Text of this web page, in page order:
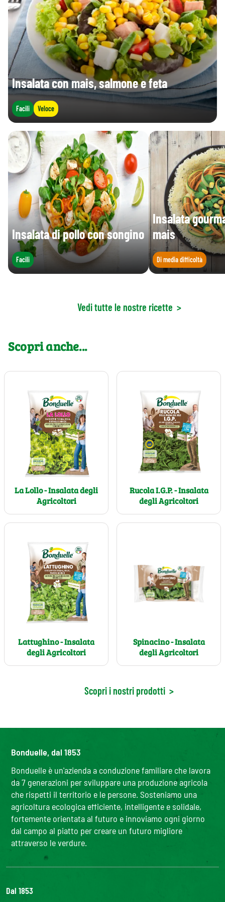
Sale (g)
0,03 g 0 g
Insalata con mais, salmone e feta
Facili Veloce
Insalata di pollo con songino
Facili
Insalata
mais
Di media difficoltà
Vedi tutte le nostre ricette >
Scopri anche...
La Lollo - Insalata degli
Agricoltori
Rucola I.G.P. - Insalata
degli Agricoltori
Lattughino - Insalata
degli Agricoltori
Spinacino - Insalata
degli Agricoltori
Scopri i nostri prodotti >
Bonduelle, dal 1853
Bonduelle è un'azienda a conduzione familiare che lavora
da 7 generazioni per sviluppare una produzione agricola
che rispetti il territorio e le persone. Sosteniamo una
agricoltura ecologica efficiente, intelligente e solidale,
fortemente orientata al futuro e innoviamo ogni giorno
dal campo al piatto per creare un futuro migliore
attraverso le verdure.
Dal 1853